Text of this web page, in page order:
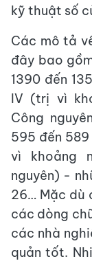
kỹ thuật số
Các mô tả
đây bao
1390 đến
IV (trị vì
Công
595 đến
vì khoảng
nguyên) -
26… Mặc dù
các dòng
các nhà
quản tốt.